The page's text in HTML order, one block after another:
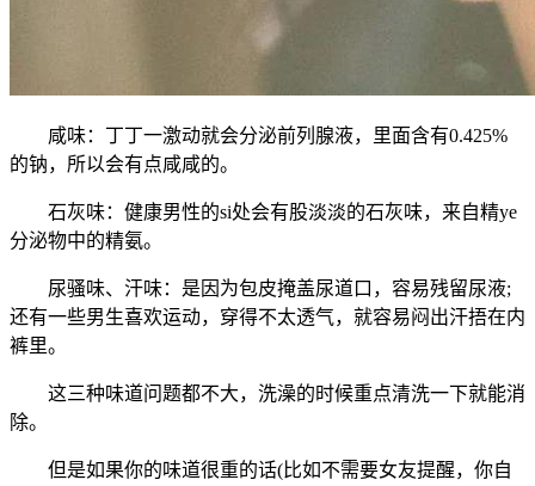
咸味：丁丁一激动就会分泌前列腺液，里面含有0.425%
的钠，所以会有点咸咸的。
石灰味：健康男性的si处会有股淡淡的石灰味，来自精ye
分泌物中的精氨。
尿骚味、汗味：是因为包皮掩盖尿道口，容易残留尿液;
还有一些男生喜欢运动，穿得不太透气，就容易闷出汗捂在内
裤里。
这三种味道问题都不大，洗澡的时候重点清洗一下就能消
除。
但是如果你的味道很重的话(比如不需要女友提醒，你自